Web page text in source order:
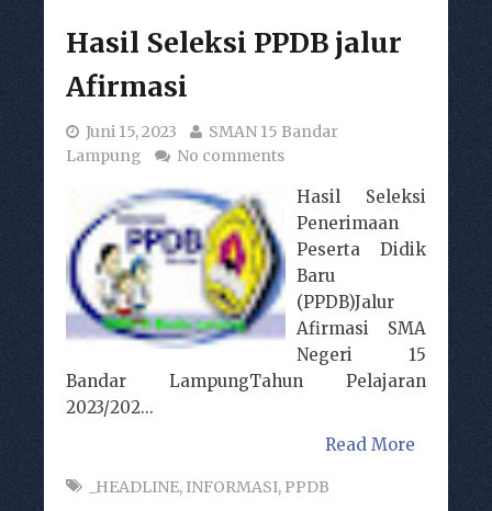
Hasil Seleksi PPDB jalur
Afirmasi
Juni 15, 2023
SMAN 15 Bandar
Lampung
No comments
Hasil Seleksi
Penerimaan
Peserta Didik
Baru
(PPDB)Jalur
Afirmasi SMA
Negeri 15
Bandar LampungTahun Pelajaran
2023/202...
Read More
_HEADLINE, INFORMASI, PPDB